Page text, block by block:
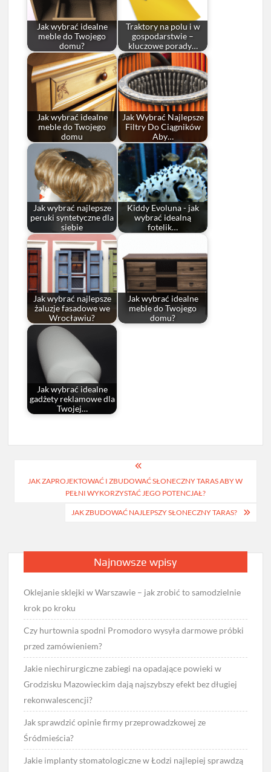
Jak wybrać idealne
meble do Twojego
domu?
Traktory na polu i w
gospodarstwie –
kluczowe porady…
Jak wybrać idealne
meble do Twojego
domu
Jak Wybrać Najlepsze
Filtry Do Ciągników
Aby…
Jak wybrać najlepsze
peruki syntetyczne dla
siebie
Kiddy Evoluna - jak
wybrać idealną
fotelik…
Jak wybrać najlepsze
żaluzje fasadowe we
Wrocławiu?
Jak wybrać idealne
meble do Twojego
domu?
Jak wybrać idealne
gadżety reklamowe dla
Twojej…
wpisu
JAK ZAPROJEKTOWAĆ I ZBUDOWAĆ SŁONECZNY TARAS ABY W
PEŁNI WYKORZYSTAĆ JEGO POTENCJAŁ?
JAK ZBUDOWAĆ NAJLEPSZY SŁONECZNY TARAS?
Najnowsze wpisy
Oklejanie sklejki w Warszawie – jak zrobić to samodzielnie
krok po kroku
Czy hurtownia spodni Promodoro wysyła darmowe próbki
przed zamówieniem?
Jakie niechirurgiczne zabiegi na opadające powieki w
Grodzisku Mazowieckim dają najszybszy efekt bez długiej
rekonwalescencji?
Jak sprawdzić opinie firmy przeprowadzkowej ze
Śródmieścia?
Jakie implanty stomatologiczne w Łodzi najlepiej sprawdzą